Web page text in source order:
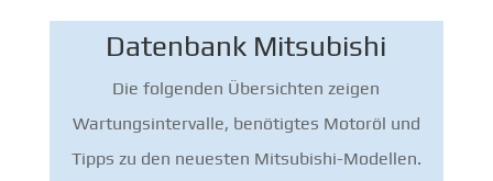
Datenbank Mitsubishi
Die folgenden Übersichten zeigen
Wartungsintervalle, benötigtes Motoröl und
Tipps zu den neuesten Mitsubishi-Modellen.